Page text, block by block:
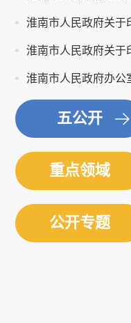
五公开
重点领域
公开专题